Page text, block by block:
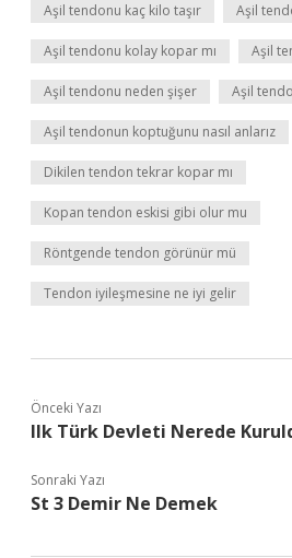
Aşil tendonu kaç kilo taşır Aşil
Aşil tendonu kolay kopar mı Aşil
Aşil tendonu neden şişer Aşil
Aşil tendonun koptuğunu nasıl anlarız
Dikilen tendon tekrar kopar mı
Kopan tendon eskisi gibi olur mu
Röntgende tendon görünür mü
Tendon iyileşmesine ne iyi gelir
Önceki Yazı
Ilk Türk Devleti Nerede
Sonraki Yazı
St 3 Demir Ne Demek